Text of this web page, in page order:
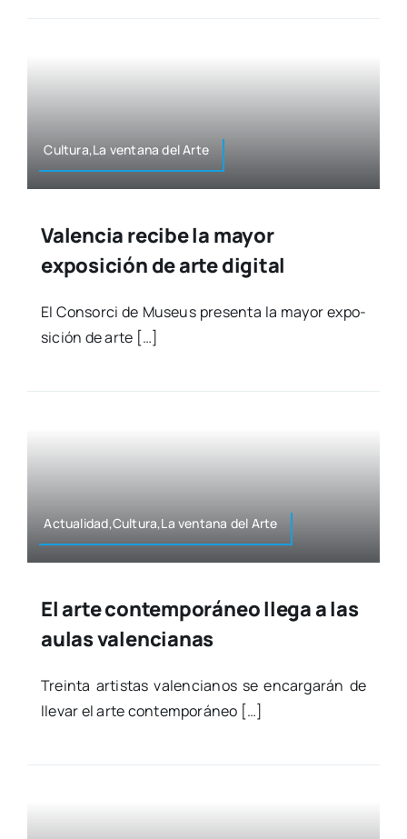
Cultura,La ven­ta­na del Arte
Valencia recibe la mayor
exposición de arte digital
El Con­sor­ci de Museus pre­sen­ta la mayor expo­
si­ción de arte […]
Actualidad,Cultura,La ven­ta­na del Arte
El arte contemporáneo llega a las
aulas valencianas
Trein­ta artis­tas valen­cia­nos se encar­ga­rán de
lle­var el arte con­tem­po­rá­neo […]